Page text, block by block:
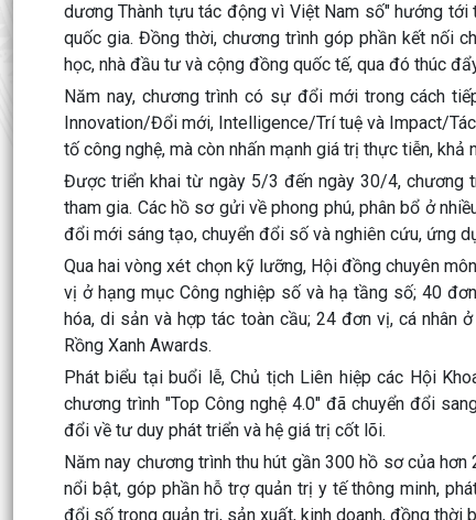
dương Thành tựu tác động vì Việt Nam số" hướng
quốc gia. Đồng thời, chương trình góp phần kết nối
học, nhà đầu tư và cộng đồng quốc tế, qua đó thúc
Năm nay, chương trình có sự đổi mới trong cách
Innovation/Đổi mới, Intelligence/Trí tuệ và Impact/
tố công nghệ, mà còn nhấn mạnh giá trị thực tiễn,
Được triển khai từ ngày 5/3 đến ngày 30/4,
tham gia. Các hồ sơ gửi về phong phú, phân bổ ở
đổi mới sáng tạo, chuyển đổi số và nghiên cứu, ứng
Qua hai vòng xét chọn kỹ lưỡng, Hội đồng chuyên
vị ở hạng mục Công nghiệp số và hạ tầng số; 40
hóa, di sản và hợp tác toàn cầu; 24 đơn vị, cá nhân
Rồng Xanh Awards.
Phát biểu tại buổi lễ, Chủ tịch Liên hiệp các Hội
chương trình "Top Công nghệ 4.0" đã chuyển đổi
đổi về tư duy phát triển và hệ giá trị cốt lõi.
Năm nay chương trình thu hút gần 300 hồ sơ của
nổi bật, góp phần hỗ trợ quản trị y tế thông minh,
đổi số trong quản trị, sản xuất, kinh doanh, đồng thời